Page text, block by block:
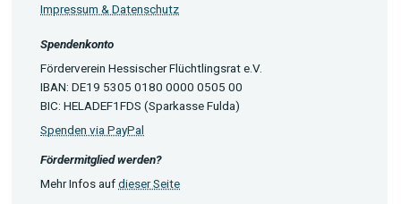
Impressum & Datenschutz
Spendenkonto
Förderverein Hessischer Flüchtlingsrat e.V.
IBAN: DE19 5305 0180 0000 0505 00
BIC: HELADEF1FDS (Sparkasse Fulda)
Spenden via PayPal
Fördermitglied werden?
Mehr Infos aufdieser Seite